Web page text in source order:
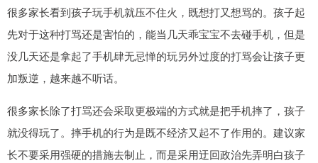
很多家长看到孩子玩手机就压不住火，既想打又想骂的。孩子起
先对于这种打骂还是害怕的，能当几天乖宝宝不去碰手机，但是
没几天还是拿起了手机肆无忌惮的玩另外过度的打骂会让孩子更
加叛逆，越来越不听话。
很多家长除了打骂还会采取更极端的方式就是把手机摔了，孩子
就没得玩了。摔手机的行为是既不经济又起不了作用的。建议家
长不要采用强硬的措施去制止，而是采用迂回政治先弄明白孩子